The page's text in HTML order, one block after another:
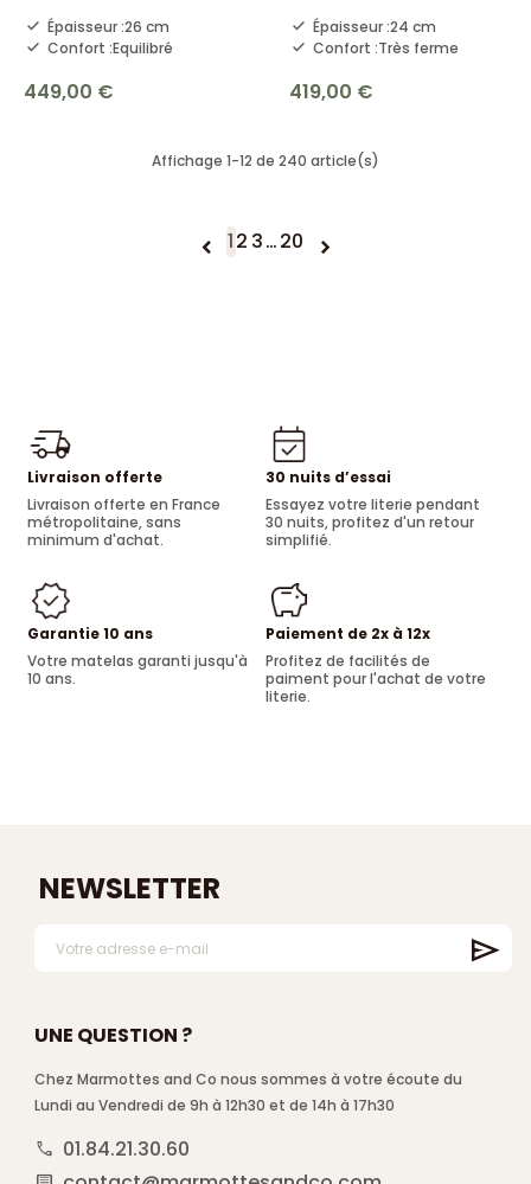
Épaisseur :26 cm
Confort :Equilibré
449,00 €
Épaisseur :24 cm
Confort :Très ferme
419,00 €
Affichage 1-12 de 240 article(s)
 12 3…20 
Livraison offerte
Livraison offerte en France
métropolitaine, sans
minimum d'achat.
30 nuits d’essai
Essayez votre literie pendant
30 nuits, profitez d'un retour
simplifié.
Garantie 10 ans
Votre matelas garanti jusqu'à
10 ans.
Paiement de 2x à 12x
Profitez de facilités de
paiment pour l'achat de votre
literie.
NEWSLETTER
UNE QUESTION ?
Chez Marmottes and Co nous sommes à votre écoute du
Lundi au Vendredi de 9h à 12h30 et de 14h à 17h30
call 01.84.21.30.60